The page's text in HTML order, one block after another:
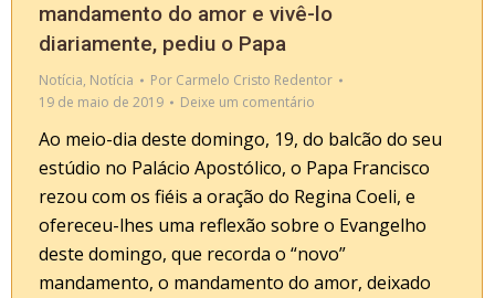
mandamento do amor e vivê-lo
diariamente, pediu o Papa
Notícia, Notícia Por Carmelo Cristo Redentor
19 de maio de 2019
Deixe um comentário
Ao meio-dia deste domingo, 19, do balcão do seu
estúdio no Palácio Apostólico, o Papa Francisco
rezou com os fiéis a oração do Regina Coeli, e
ofereceu-lhes uma reflexão sobre o Evangelho
deste domingo, que recorda o “novo”
mandamento, o mandamento do amor, deixado